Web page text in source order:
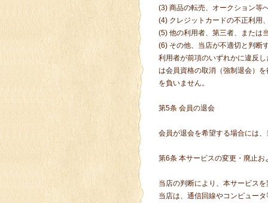
(3) 商品の転売、オークション等
(4) クレジットカードの不正利用
(5) 他の利用者、第三者、または
(6) その他、当店が不適切と判断
利用者が前項のいずれかに違反
は会員資格の取消（強制退会）
を負いません。
第5条 会員の退会
会員が退会を希望する場合には
第6条 本サービスの変更・廃止お
当店の判断により、本サービス
当店は、通信回線やコンピュー